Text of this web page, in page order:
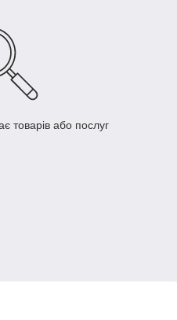
товарів або послуг